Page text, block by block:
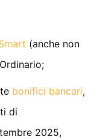
(anche non
bonifici bancari,
di
2025,